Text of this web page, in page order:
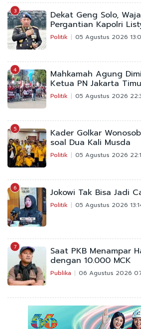
3 Dekat Geng Solo,
Pergantian Kapolri
Politik 05 Agustus 2026
4 Mahkamah Agung
Ketua PN Jakarta
Politik 05 Agustus 2026
5 Kader Golkar
soal Dua Kali Musda
Politik 05 Agustus 2026
6 Jokowi Tak Bisa Jadi
Politik 05 Agustus 2026
7 Saat PKB Menampar
dengan 10.000 MCK
Publika 06 Agustus 2026